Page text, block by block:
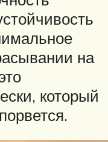
на
который